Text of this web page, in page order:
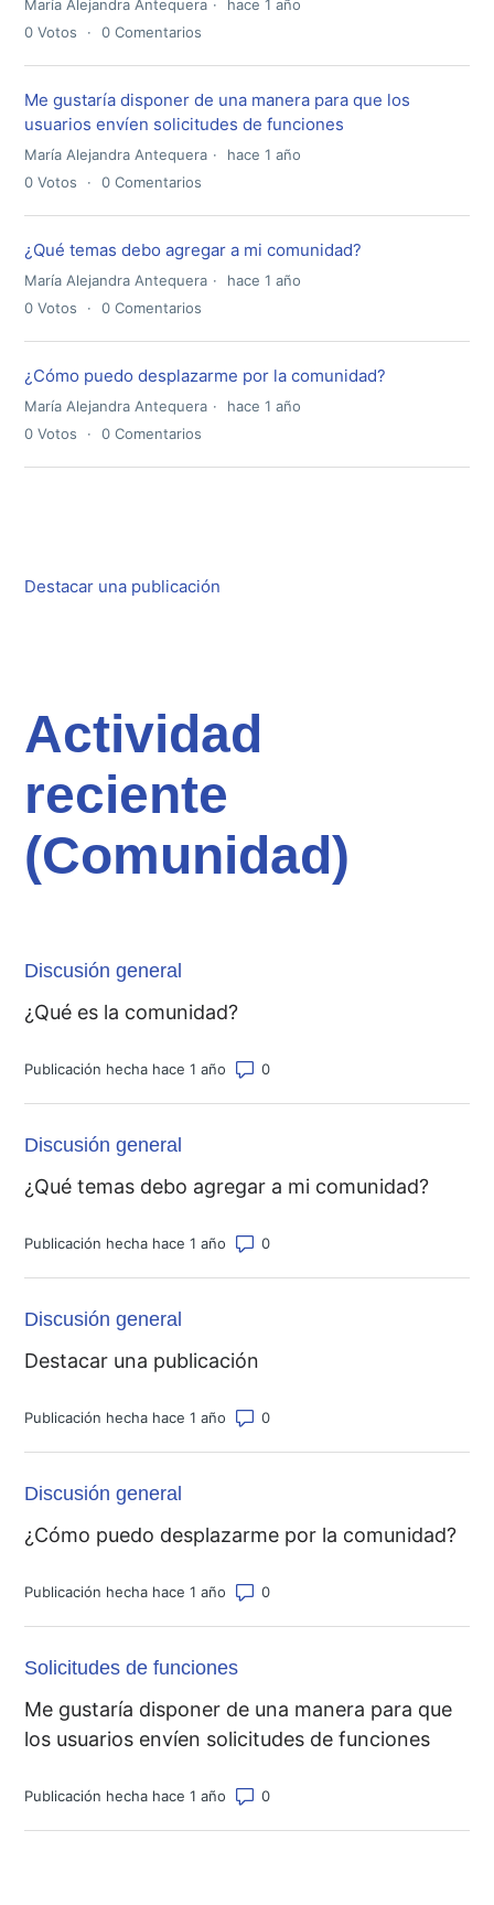
María Alejandra Antequera
hace 1 año
0 Votos 0 Comentarios
Me gustaría disponer de una manera para que los
usuarios envíen solicitudes de funciones
María Alejandra Antequera
hace 1 año
0 Votos 0 Comentarios
¿Qué temas debo agregar a mi comunidad?
María Alejandra Antequera
hace 1 año
0 Votos 0 Comentarios
¿Cómo puedo desplazarme por la comunidad?
María Alejandra Antequera
hace 1 año
0 Votos 0 Comentarios
Destacar una publicación
Actividad
reciente
(Comunidad)
Discusión general
¿Qué es la comunidad?
Publicación hecha hace 1 año Número de comentarios: 0
Discusión general
¿Qué temas debo agregar a mi comunidad?
Publicación hecha hace 1 año Número de comentarios: 0
Discusión general
Destacar una publicación
Publicación hecha hace 1 año Número de comentarios: 0
Discusión general
¿Cómo puedo desplazarme por la comunidad?
Publicación hecha hace 1 año Número de comentarios: 0
Solicitudes de funciones
Me gustaría disponer de una manera para que
los usuarios envíen solicitudes de funciones
Publicación hecha hace 1 año Número de comentarios: 0